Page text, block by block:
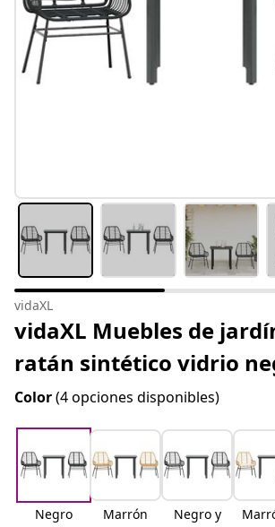
vidaXL
vidaXL Muebles de
ratán sintético vidrio
Color(4 opciones disponibles)
Negro Marrón
Negro y